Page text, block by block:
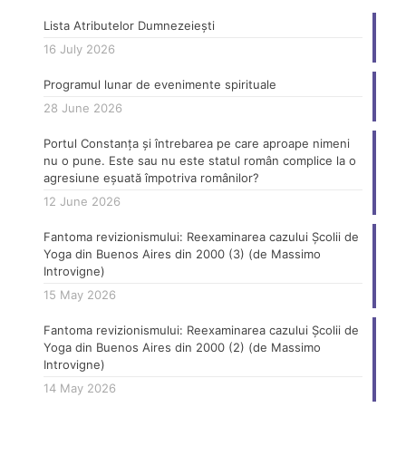
Lista Atributelor Dumnezeiești
16 July 2026
Programul lunar de evenimente spirituale
28 June 2026
Portul Constanța și întrebarea pe care aproape nimeni
nu o pune. Este sau nu este statul român complice la o
agresiune eșuată împotriva românilor?
12 June 2026
Fantoma revizionismului: Reexaminarea cazului Școlii de
Yoga din Buenos Aires din 2000 (3) (de Massimo
Introvigne)
15 May 2026
Fantoma revizionismului: Reexaminarea cazului Școlii de
Yoga din Buenos Aires din 2000 (2) (de Massimo
Introvigne)
14 May 2026